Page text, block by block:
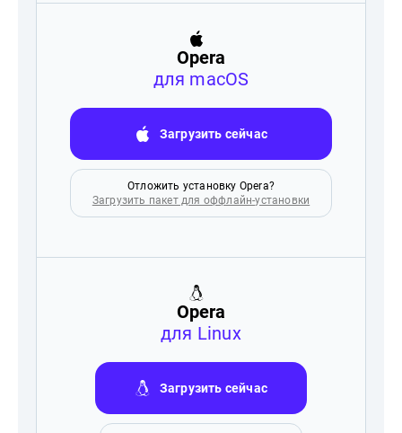
Opera
для macOS
Загрузить сейчас
Отложить установку Opera?
Загрузить пакет для оффлайн-установки
Opera
для Linux
Загрузить сейчас